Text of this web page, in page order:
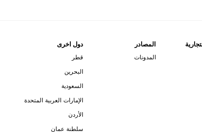
المصادر
المدونات
دول اخرى
قطر
البحرين
السعودية
الإمارات العربية المتحدة
الأردن
سلطنة عمان